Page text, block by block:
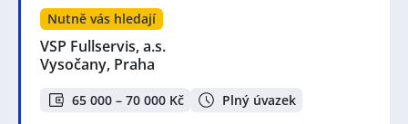
Nutně vás hledají
VSP Fullservis, a.s.
Vysočany, Praha
65 000 – 70 000 Kč Plný úvazek